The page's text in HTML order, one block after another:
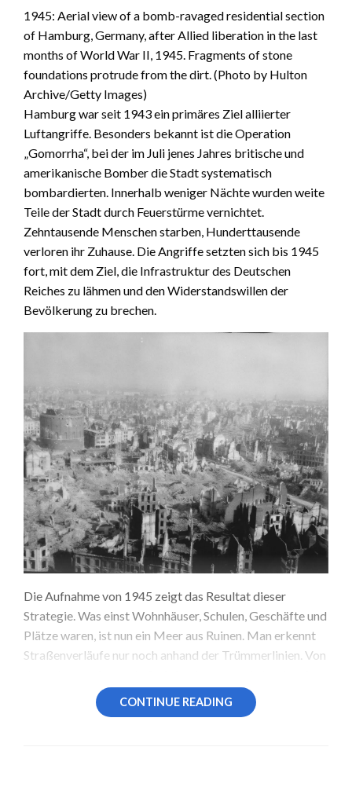
1945: Aerial view of a bomb-ravaged residential section
of Hamburg, Germany, after Allied liberation in the last
months of World War II, 1945. Fragments of stone
foundations protrude from the dirt. (Photo by Hulton
Archive/Getty Images)
Hamburg war seit 1943 ein primäres Ziel alliierter
Luftangriffe. Besonders bekannt ist die Operation
„Gomorrha“, bei der im Juli jenes Jahres britische und
amerikanische Bomber die Stadt systematisch
bombardierten. Innerhalb weniger Nächte wurden weite
Teile der Stadt durch Feuerstürme vernichtet.
Zehntausende Menschen starben, Hunderttausende
verloren ihr Zuhause. Die Angriffe setzten sich bis 1945
fort, mit dem Ziel, die Infrastruktur des Deutschen
Reiches zu lähmen und den Widerstandswillen der
Bevölkerung zu brechen.
Die Aufnahme von 1945 zeigt das Resultat dieser
Strategie. Was einst Wohnhäuser, Schulen, Geschäfte und
Plätze waren, ist nun ein Meer aus Ruinen. Man erkennt
Straßenverläufe nur noch anhand der Trümmerlinien. Von
Stadtbild – stumme Zeugen der Gewalt, die sich über
Jahre angesammelt hatte.
CONTINUE READING